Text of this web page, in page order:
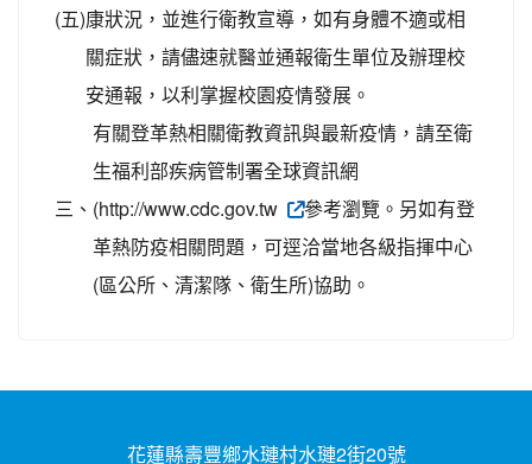
(五)康狀況，並進行衛教宣導，如有身體不適或相
關症狀，請儘速就醫並通報衛生單位及辦理校
安通報，以利掌握校園疫情發展。
三、
有關登革熱相關衛教資訊與最新疫情，請至衛
生福利部疾病管制署全球資訊網
(http://www.cdc.gov.tw
參考瀏覽。另如有登
革熱防疫相關問題，可逕洽當地各級指揮中心
(區公所、清潔隊、衛生所)協助。
花蓮縣壽豐鄉水璉村水璉2街20號